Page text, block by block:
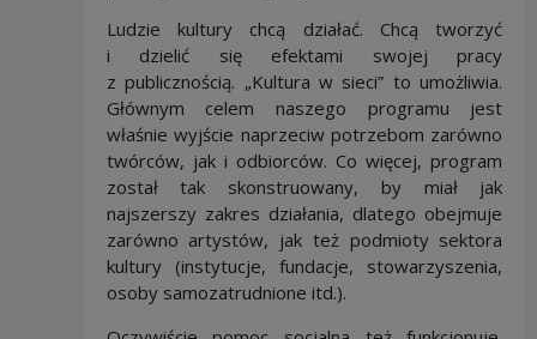
Ludzie kultury chcą działać. Chcą tworzyć
i dzielić się efektami swojej pracy
z publicznością. „Kultura w sieci” to umożliwia.
Głównym celem naszego programu jest
właśnie wyjście naprzeciw potrzebom zarówno
twórców, jak i odbiorców. Co więcej, program
został tak skonstruowany, by miał jak
najszerszy zakres działania, dlatego obejmuje
zarówno artystów, jak też podmioty sektora
kultury (instytucje, fundacje, stowarzyszenia,
osoby samozatrudnione itd.).